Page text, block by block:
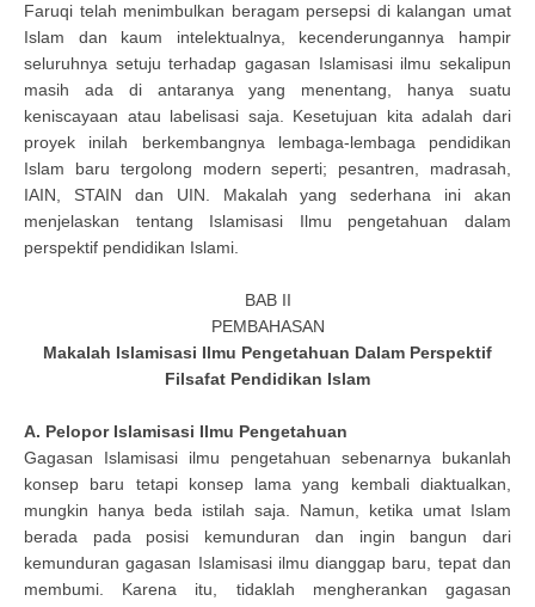
Faruqi telah menimbulkan beragam persepsi di kalangan umat
Islam dan kaum intelektualnya, kecenderungannya hampir
seluruhnya setuju terhadap gagasan Islamisasi ilmu sekalipun
masih ada di antaranya yang menentang, hanya suatu
keniscayaan atau labelisasi saja. Kesetujuan kita adalah dari
proyek inilah berkembangnya lembaga-lembaga pendidikan
Islam baru tergolong modern seperti; pesantren, madrasah,
IAIN, STAIN dan UIN. Makalah yang sederhana ini akan
menjelaskan tentang Islamisasi Ilmu pengetahuan dalam
perspektif pendidikan Islami.
BAB II
PEMBAHASAN
Makalah Islamisasi Ilmu Pengetahuan Dalam Perspektif
Filsafat Pendidikan Islam
A. Pelopor Islamisasi Ilmu Pengetahuan
Gagasan Islamisasi ilmu pengetahuan sebenarnya bukanlah
konsep baru tetapi konsep lama yang kembali diaktualkan,
mungkin hanya beda istilah saja. Namun, ketika umat Islam
berada pada posisi kemunduran dan ingin bangun dari
kemunduran gagasan Islamisasi ilmu dianggap baru, tepat dan
membumi. Karena itu, tidaklah mengherankan gagasan